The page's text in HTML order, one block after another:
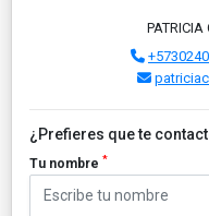
¿Prefieres que te
Tu nombre *